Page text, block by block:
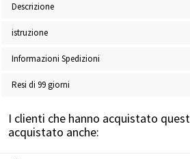
Descrizione
istruzione
Informazioni Spedizioni
Resi di 99 giorni
I clienti che hanno acquistato
acquistato anche: